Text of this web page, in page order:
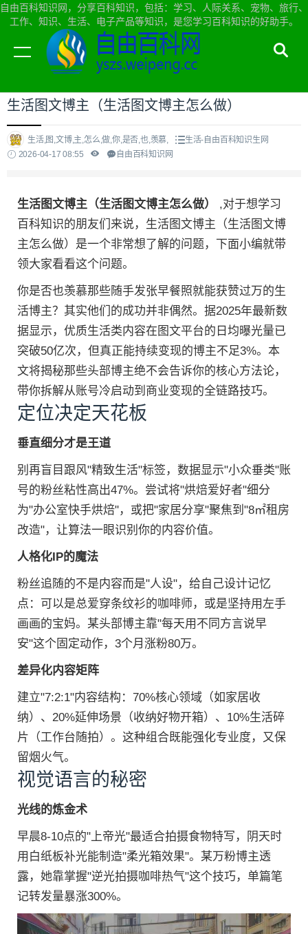
自由百科知识网，分享百科知识，包括：学习、人际关系、宠物、旅行、
工作、知识、生活、电子产品等知识，是您学习百科知识的好助手。
当前位置：自由百科知识网首页>生活
生活图文博主（生活图文博主怎么做）
生活,图,文博,主,怎么,做,你,是否,也,羡慕,
生活-自由百科知识生网
2026-04-17 08:55
自由百科知识网
生活图文博主（生活图文博主怎么做） ,对于想学习
百科知识的朋友们来说，生活图文博主（生活图文博
主怎么做）是一个非常想了解的问题，下面小编就带
领大家看看这个问题。
你是否也羡慕那些随手发张早餐照就能获赞过万的生
活博主？其实他们的成功并非偶然。据2025年最新数
据显示，优质生活类内容在图文平台的日均曝光量已
突破50亿次，但真正能持续变现的博主不足3%。本
文将揭秘那些头部博主绝不会告诉你的核心方法论，
带你拆解从账号冷启动到商业变现的全链路技巧。
定位决定天花板
垂直细分才是王道
别再盲目跟风"精致生活"标签，数据显示"小众垂类"账
号的粉丝粘性高出47%。尝试将"烘焙爱好者"细分
为"办公室快手烘焙"，或把"家居分享"聚焦到"8㎡租房
改造"，让算法一眼识别你的内容价值。
人格化IP的魔法
粉丝追随的不是内容而是"人设"，给自己设计记忆
点：可以是总爱穿条纹衫的咖啡师，或是坚持用左手
画画的宝妈。某头部博主靠"每天用不同方言说早
安"这个固定动作，3个月涨粉80万。
差异化内容矩阵
建立"7:2:1"内容结构：70%核心领域（如家居收
纳）、20%延伸场景（收纳好物开箱）、10%生活碎
片（工作台随拍）。这种组合既能强化专业度，又保
留烟火气。
视觉语言的秘密
光线的炼金术
早晨8-10点的"上帝光"最适合拍摄食物特写，阴天时
用白纸板补光能制造"柔光箱效果"。某万粉博主透
露，她靠掌握"逆光拍摄咖啡热气"这个技巧，单篇笔
记转发量暴涨300%。